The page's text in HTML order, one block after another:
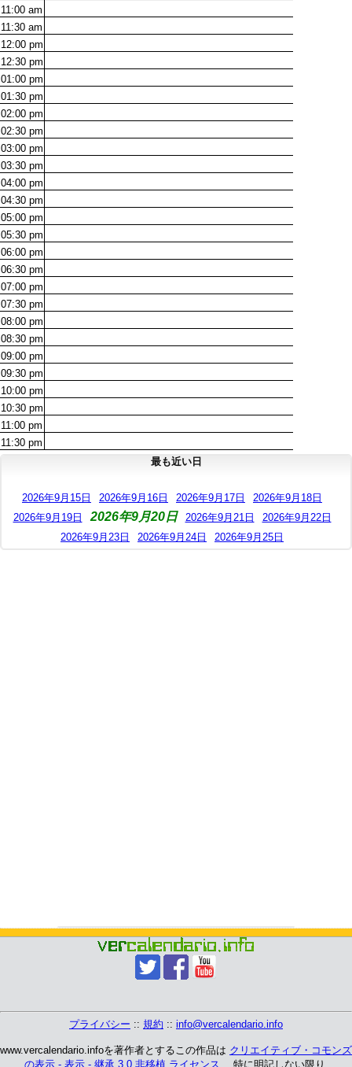
11:00 am
11:30 am
12:00 pm
12:30 pm
01:00 pm
01:30 pm
02:00 pm
02:30 pm
03:00 pm
03:30 pm
04:00 pm
04:30 pm
05:00 pm
05:30 pm
06:00 pm
06:30 pm
07:00 pm
07:30 pm
08:00 pm
08:30 pm
09:00 pm
09:30 pm
10:00 pm
10:30 pm
11:00 pm
11:30 pm
最も近い日
2026年9月15日 2026年9月16日 2026年9月17日
2026年9月18日
2026年9月19日
2026年9月20日 2026年9月21日
2026年9月22日
2026年9月23日
2026年9月24日 2026年9月25日
プライバシー :: 規約 :: info@vercalendario.info
www.vercalendario.infoを著作者とするこの作品は クリエイティブ・コモンズ
の表示 - 表示 - 継承 3.0 非移植 ライセンス 、 特に明記しない限り.